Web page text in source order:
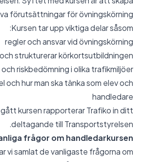
förutsättningar för övningskörning.
Kursen tar upp viktiga delar såsom:
regler och ansvar vid övningskörning
strukturerar körkortsutbildningen
riskbedömning i olika trafikmiljöer
och hur man ska tänka som elev och
handledare
gått kursen rapporterar Trafiko in ditt
deltagande till Transportstyrelsen.
frågor om handledarkursen
vi samlat de vanligaste frågorna om